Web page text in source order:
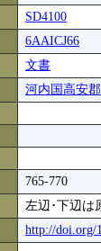
SD4100
6AAICJ66
文書
河内国高安郡
765-770
左辺･下辺は
http://doi.org/